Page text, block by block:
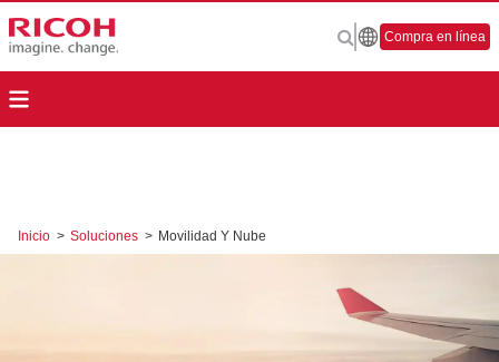
Compra en línea
Inicio > Soluciones > Movilidad Y Nube